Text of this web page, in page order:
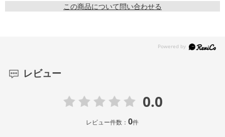
この商品について問い合わせる
レビュー
0.0
レビュー件数：0件